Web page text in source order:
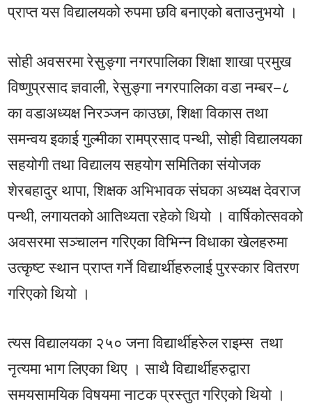
प्राप्त यस विद्यालयको रुपमा छवि बनाएको बताउनुभयो ।
सोही अवसरमा रेसुङ्गा नगरपालिका शिक्षा शाखा प्रमुख
विष्णुप्रसाद ज्ञवाली, रेसुङ्गा नगरपालिका वडा नम्बर–८
का वडाअध्यक्ष निरञ्जन काउछा, शिक्षा विकास तथा
समन्वय इकाई गुल्मीका रामप्रसाद पन्थी, सोही विद्यालयका
सहयोगी तथा विद्यालय सहयोग समितिका संयोजक
शेरबहादुर थापा, शिक्षक अभिभावक संघका अध्यक्ष देवराज
पन्थी, लगायतको आतिथ्यता रहेको थियो । वार्षिकोत्सवको
अवसरमा सञ्चालन गरिएका विभिन्न विधाका खेलहरुमा
उत्कृष्ट स्थान प्राप्त गर्ने विद्यार्थीहरुलाई पुरस्कार वितरण
गरिएको थियो ।
त्यस विद्यालयका २५० जना विद्यार्थीहरुेल राइम्स तथा
नृत्यमा भाग लिएका थिए । साथै विद्यार्थीहरुद्वारा
समयसामयिक विषयमा नाटक प्रस्तुत गरिएको थियो ।